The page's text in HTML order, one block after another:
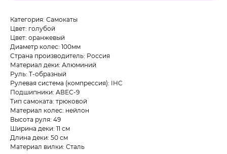
Категория: Самокаты
Цвет: голубой
Цвет: оранжевый
Диаметр колес: 100мм
Страна производитель: Россия
Материал деки: Алюминий
Руль: Т-образный
Рулевая система (компрессия): IHC
Подшипники: АВЕС-9
Тип самоката: трюковой
Материал колес: нейлон
Высота руля: 49
Ширина деки: 11 см
Длина деки: 50 см
Материал вилки: Сталь